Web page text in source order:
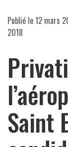
Publié le12 mars
2018
Saint